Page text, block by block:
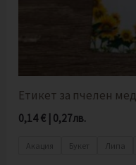
Етикет за пчелен
0,14€ 0,27лв.
Акация Букет Липа